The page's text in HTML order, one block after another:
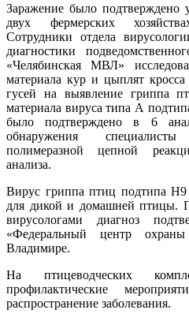
Заражение было подтверждено
двух фермерских
Сотрудники отдела
диагностики
«Челябинская МВЛ»
материала кур и цыплят
гусей на выявление гриппа
материала вируса типа А
было подтверждено в 6
обнаружения
полимеразной цепной
анализа.
Вирус гриппа птиц подтипа H9
для дикой и домашней птицы.
вирусологами диагноз
«Федеральный центр
Владимире.
На птицеводческих
профилактические
распространение заболевания.